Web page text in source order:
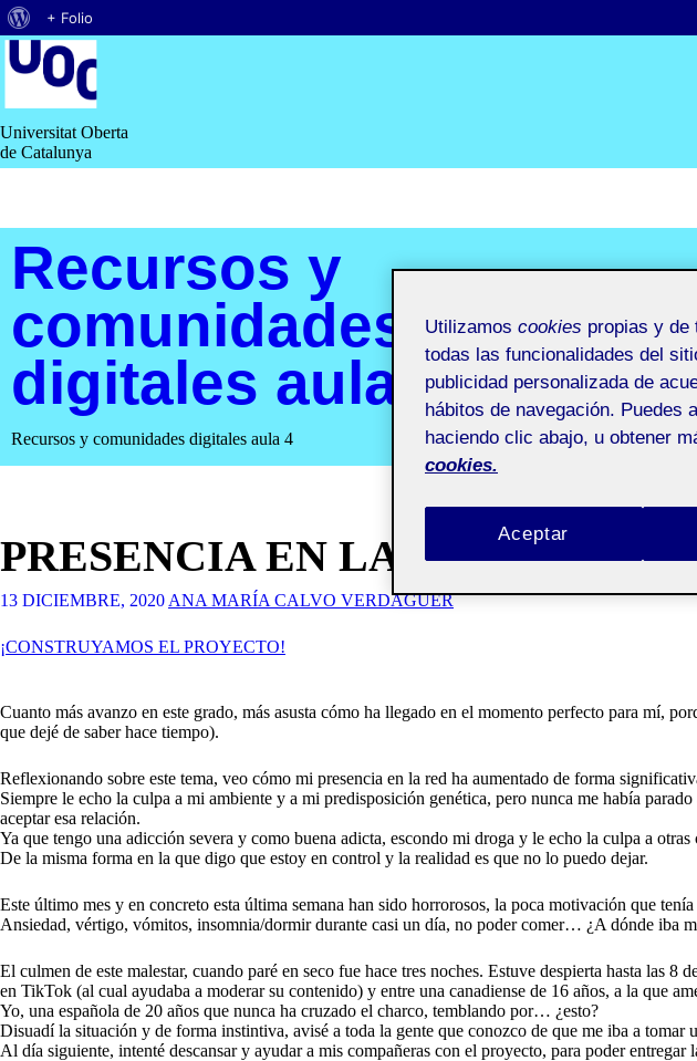
Saltar
al
contenido
Universitat Oberta
de Catalunya
Recursos y
comunidades
digitales aula 4
Recursos y comunidades digitales aula 4
PRESENCIA EN LA RED
13 DICIEMBRE, 2020ANA MARÍA CALVO VERDAGUER
¡CONSTRUYAMOS EL PROYECTO!
Cuanto más avanzo en este grado, más asusta cómo ha llegado en el momento perfecto para mí,
que dejé de saber hace tiempo).
Reflexionando sobre este tema, veo cómo mi presencia en la red ha aumentado de forma
Siempre le echo la culpa a mi ambiente y a mi predisposición genética, pero nunca me había
aceptar esa relación.
Ya que tengo una adicción severa y como buena adicta, escondo mi droga y le echo la culpa a otras
De la misma forma en la que digo que estoy en control y la realidad es que no lo puedo dejar.
Este último mes y en concreto esta última semana han sido horrorosos, la poca motivación que
Ansiedad, vértigo, vómitos, insomnia/dormir durante casi un día, no poder comer… ¿A dónde iba
El culmen de este malestar, cuando paré en seco fue hace tres noches. Estuve despierta hasta las
en TikTok (al cual ayudaba a moderar su contenido) y entre una canadiense de 16 años, a la que
Yo, una española de 20 años que nunca ha cruzado el charco, temblando por… ¿esto?
Disuadí la situación y de forma instintiva, avisé a toda la gente que conozco de que me iba a tomar
Al día siguiente, intenté descansar y ayudar a mis compañeras con el proyecto, para poder entregar
Acerca
de
WordPress
+ Folio
Utilizamos cookies propias y de
todas las funcionalidades del
publicidad personalizada de
hábitos de navegación. Puedes
haciendo clic abajo, u obtener
cookies.
Aceptar